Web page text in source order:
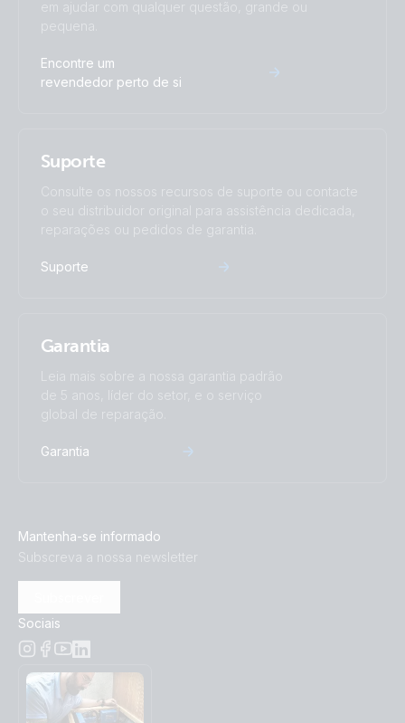
ISO9001 certificate
em ajudar com qualquer questão, grande ou
pequena.
Encontre um
revendedor perto de si
Suporte
Consulte os nossos recursos de suporte ou contacte
o seu distribuidor original para assistência dedicada,
reparações ou pedidos de garantia.
Suporte
Garantia
Leia mais sobre a nossa garantia padrão
de 5 anos, líder do setor, e o serviço
global de reparação.
Garantia
Mantenha-se informado
Subscreva a nossa newsletter
Sociais